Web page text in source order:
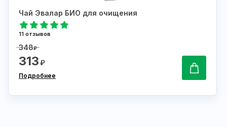
Чай Эвалар БИО для очищения
11 отзывов
348₽
313₽
Подробнее